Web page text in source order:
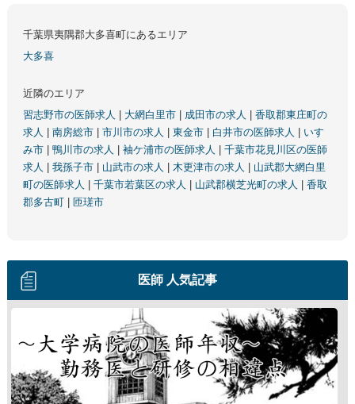
千葉県夷隅郡大多喜町にあるエリア
大多喜
近隣のエリア
習志野市の医師求人 | 大網白里市 | 成田市の求人 | 香取郡東庄町の
求人 | 南房総市 | 市川市の求人 | 東金市 | 白井市の医師求人 | いす
み市 | 鴨川市の求人 | 袖ケ浦市の医師求人 | 千葉市花見川区の医師
求人 | 我孫子市 | 山武市の求人 | 木更津市の求人 | 山武郡大網白里
町の医師求人 | 千葉市若葉区の求人 | 山武郡横芝光町の求人 | 香取
郡多古町 | 匝瑳市
医師 人気記事